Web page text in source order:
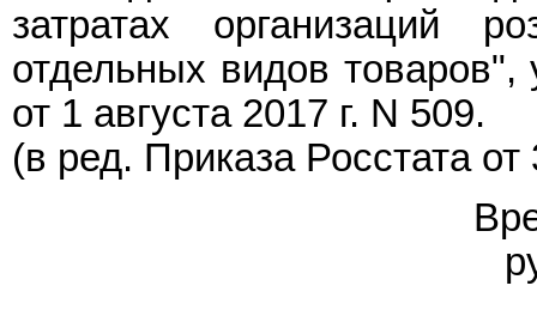
затратах организаций
отдельных видов
от 1 августа 2017 г. N 509.
(в ред. ПриказаРосстата от